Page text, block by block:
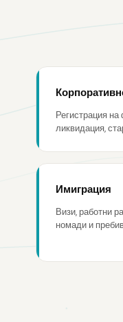
Регистрация
ликвидация,
Имиграция
Визи, работни
номади и